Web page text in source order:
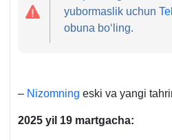
yubormaslik uchun
obuna boʻling.
– Nizomning eski va yangi
2025 yil 19 martgacha: